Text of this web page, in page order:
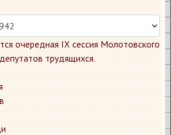
очередная IX сессия Молотовского
трудящихся.